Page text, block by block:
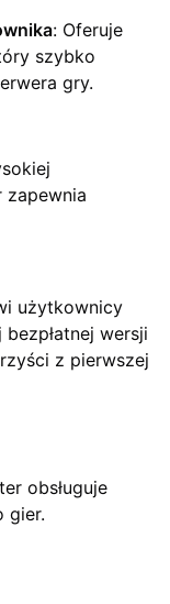
: Oferuje
szybko
gry.
zapewnia
użytkownicy
wersji
z pierwszej
obsługuje
gier.